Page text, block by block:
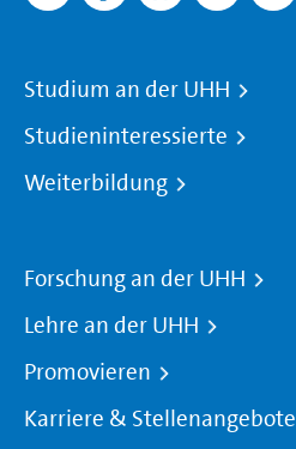
Studium an der UHH
Studieninteressierte
Weiterbildung
Forschung an der UHH
Lehre an der UHH
Promovieren
Karriere & Stellenangebote